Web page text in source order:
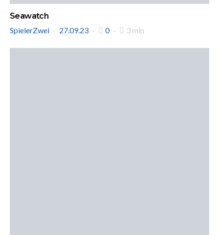
Seawatch
SpielerZwei
27.09.23 0 3 min